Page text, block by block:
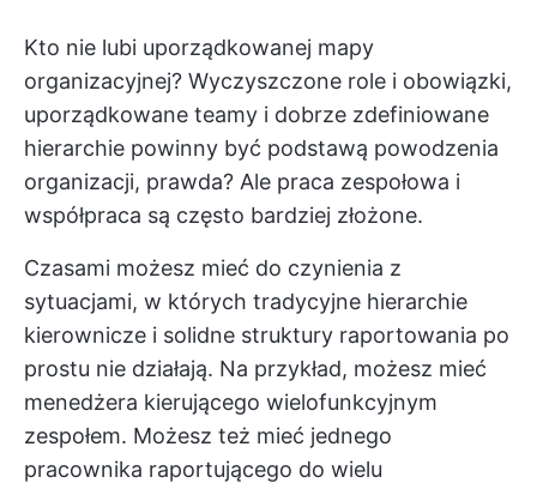
Kto nie lubi uporządkowanej mapy
organizacyjnej? Wyczyszczone role i obowiązki,
uporządkowane teamy i dobrze zdefiniowane
hierarchie powinny być podstawą powodzenia
organizacji, prawda? Ale praca zespołowa i
współpraca są często bardziej złożone.
Czasami możesz mieć do czynienia z
sytuacjami, w których tradycyjne hierarchie
kierownicze i solidne struktury raportowania po
prostu nie działają. Na przykład, możesz mieć
menedżera kierującego wielofunkcyjnym
zespołem. Możesz też mieć jednego
pracownika raportującego do wielu